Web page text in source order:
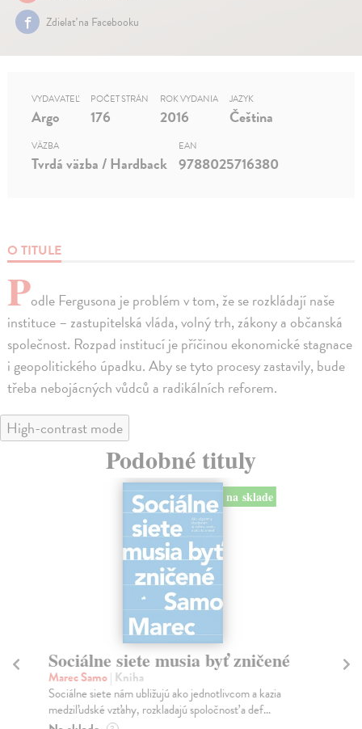
Zdielať na Facebooku
O TITULE
Podle Fergusona je problém v tom, že se rozkládají naše
instituce – zastupitelská vláda, volný trh, zákony a občanská
společnost. Rozpad institucí je příčinou ekonomické stagnace
i geopolitického úpadku. Aby se tyto procesy zastavily, bude
třeba nebojácných vůdců a radikálních reforem.
VYDAVATEĽ
Argo
POČET STRÁN
176
ROK VYDANIA
2016
JAZYK
Čeština
VÄZBA
Tvrdá väzba / Hardback
EAN
9788025716380
High-contrast mode
Podobné tituly
na sklade
Sociálne siete musia byť zničené
Marec Samo| Kniha
Sociálne siete nám ubližujú ako jednotlivcom a kazia
medziľudské vzťahy, rozkladajú spoločnosť a def...